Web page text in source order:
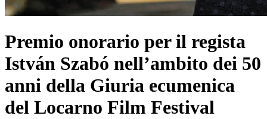
Premio onorario per il regista
István Szabó nell’ambito dei 50
anni della Giuria ecumenica
del Locarno Film Festival